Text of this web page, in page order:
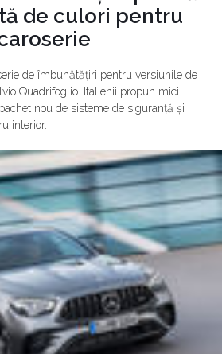
de culori pentru
de îmbunătățiri pentru versiunile de
Quadrifoglio. Italienii propun mici
nou de sisteme de siguranță și
interior.